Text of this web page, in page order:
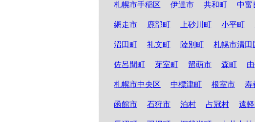
札幌市手稲区 伊達市 共和町 中富
網走市 鹿部町 上砂川町 小平町
沼田町 礼文町 陸別町 札幌市清田
佐呂間町 芽室町 留萌市 森町
札幌市中央区 中標津町 根室市 寿
函館市 石狩市 泊村 占冠村 遠